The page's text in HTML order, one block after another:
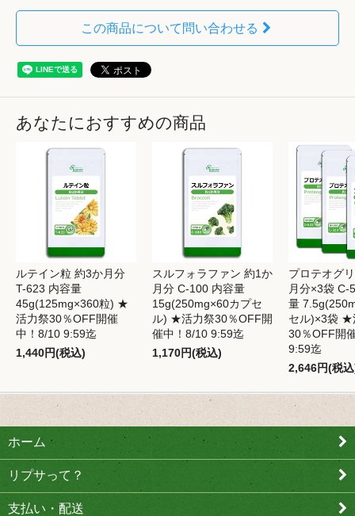
この商品について問い合わせる
あなたにおすすめの商品
ルテイン粒 約3か月分
T-623 内容量
45g(125mg×360粒) ★
活力祭30％OFF開催
中！8/10 9:59迄
1,440円(税込)
スルフォラファン 約1か
月分 C-100 内容量
15g(250mg×60カプセ
ル) ★活力祭30％OFF開
催中！8/10 9:59迄
1,170円(税込)
プロテオグ
月分×3袋 C-
量
セル)×3袋 ★
30％OFF開
9:59迄
2,646円(税
ホーム
リプサって？
支払い・配送